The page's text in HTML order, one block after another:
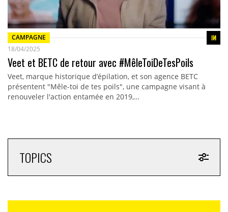
CAMPAGNE
18/04/2025
Veet et BETC de retour avec #MêleToiDeTesPoils
Veet, marque historique d’épilation, et son agence BETC
présentent "Mêle-toi de tes poils", une campagne visant à
renouveler l'action entamée en 2019,…
TOPICS